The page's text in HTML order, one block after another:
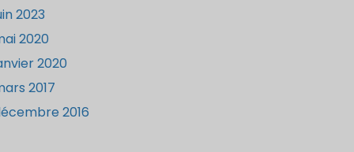
2023
2020
2020
2017
2016